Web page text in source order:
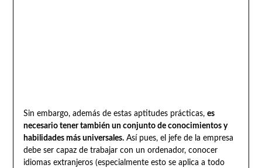
Sin embargo, además de estas aptitudes prácticas, es
necesario tener también un conjunto de conocimientos y
habilidades más universales.Así pues, el jefe de la empresa
debe ser capaz de trabajar con un ordenador, conocer
idiomas extranjeros (especialmente esto se aplica a todo